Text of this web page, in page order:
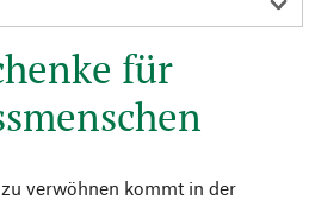
für
verwöhnen kommt in der